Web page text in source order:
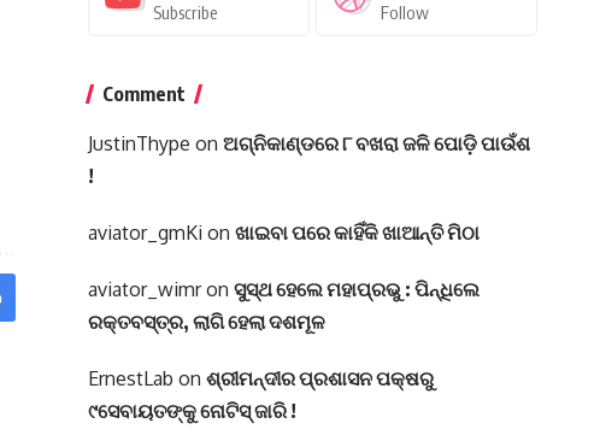
Subscribe Follow
Comment
JustinThype on ଅଗ୍ନିକାଣ୍ଡରେ ୮ ବଖରା ଜଳି ପୋଡ଼ି ପାଉଁଶ
!
aviator_gmKi on ଖାଇବା ପରେ କାହିଁକି ଖାଆନ୍ତି ମିଠା
aviator_wimron ସୁସ୍ଥ ହେଲେ ମହାପ୍ରଭୁ : ପିନ୍ଧିଲେ
ରକ୍ତବସ୍ତ୍ର, ଲାଗି ହେଲା ଦଶମୂଳ
ErnestLab on ଶ୍ରୀମନ୍ଦୀର ପ୍ରଶାସନ ପକ୍ଷରୁ
୯ସେବାୟତଙ୍କୁ ନୋଟିସ୍ ଜାରି !